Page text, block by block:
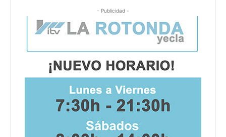
- Publicidad -